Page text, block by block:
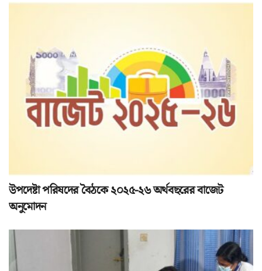
উপদেষ্টা পরিষদের বৈঠকে ২০২৫-২৬ অর্থবছরের বাজেট
অনুমোদন